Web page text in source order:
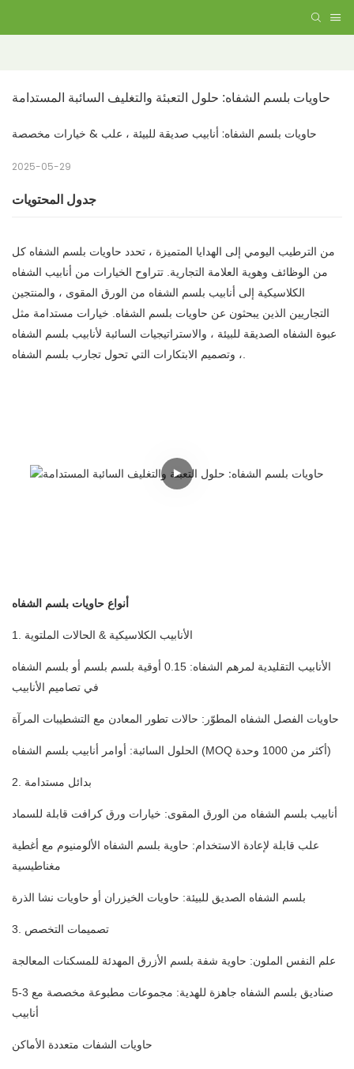
حاويات بلسم الشفاه: حلول التعبئة والتغليف السائبة المستدامة
حاويات بلسم الشفاه: أنابيب صديقة للبيئة ، علب & خيارات مخصصة
2025-05-29
جدول المحتويات
من الترطيب اليومي إلى الهدايا المتميزة ، تحدد حاويات بلسم الشفاه كل
من الوظائف وهوية العلامة التجارية. تتراوح الخيارات من أنابيب الشفاه
الكلاسيكية إلى أنابيب بلسم الشفاه من الورق المقوى ، والمنتجين
التجاريين الذين يبحثون عن حاويات بلسم الشفاه. خيارات مستدامة مثل
عبوة الشفاه الصديقة للبيئة ، والاستراتيجيات السائبة لأنابيب بلسم الشفاه
، وتصميم الابتكارات التي تحول تجارب بلسم الشفاه.
أنواع حاويات بلسم الشفاه
1. الأنابيب الكلاسيكية & الحالات الملتوية
الأنابيب التقليدية لمرهم الشفاه: 0.15 أوقية بلسم بلسم أو بلسم الشفاه
في تصاميم الأنابيب
حاويات الفصل الشفاه المطوّر: حالات تطور المعادن مع التشطيبات المرآة
الحلول السائبة: أوامر أنابيب بلسم الشفاه (MOQ أكثر من 1000 وحدة)
2. بدائل مستدامة
أنابيب بلسم الشفاه من الورق المقوى: خيارات ورق كرافت قابلة للسماد
علب قابلة لإعادة الاستخدام: حاوية بلسم الشفاه الألومنيوم مع أغطية
مغناطيسية
بلسم الشفاه الصديق للبيئة: حاويات الخيزران أو حاويات نشا الذرة
3. تصميمات التخصص
علم النفس الملون: حاوية شفة بلسم الأزرق المهدئة للمسكنات المعالجة
صناديق بلسم الشفاه جاهزة للهدية: مجموعات مطبوعة مخصصة مع 3-5
أنابيب
حاويات الشفات متعددة الأماكن